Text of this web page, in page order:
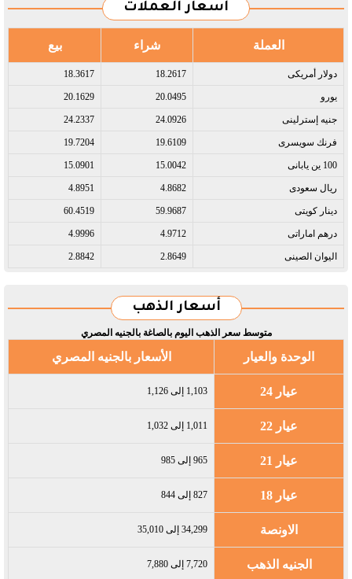
أسعار العملات
العملة شراء بيع
دولار أمريكى​ 18.2617
18.3617
يورو​ 20.0495
20.1629
جنيه إسترلينى​ 24.0926
24.2337
فرنك سويسرى​ 19.6109
19.7204
100 ين يابانى​ 15.0042
15.0901
ريال سعودى​ 4.8682
4.8951
دينار كويتى​ 59.9687
60.4519
درهم اماراتى​ 4.9712
4.9996
اليوان الصينى​ 2.8649
2.8842
أسعار الذهب
متوسط سعر الذهب اليوم بالصاغة بالجنيه المصري
الوحدة والعيار الأسعار بالجنيه المصري
عيار 24 1,103 إلى 1,126
عيار 22 1,011 إلى 1,032
عيار 21 965 إلى 985
عيار 18 827 إلى 844
الاونصة 34,299 إلى 35,010
الجنيه الذهب 7,720 إلى 7,880